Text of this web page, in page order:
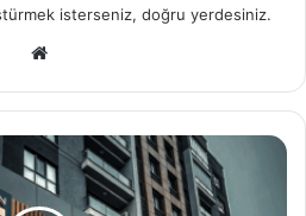
isterseniz, doğru yerdesiniz.